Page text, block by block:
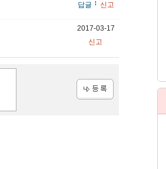
답글
신고
2017-03-17
신고